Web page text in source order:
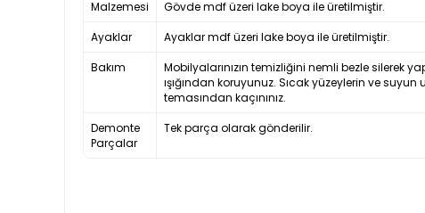
Malzemesi
Gövde mdf üzeri lake boya ile üretilmiştir.
Ayaklar
Ayaklar mdf üzeri lake boya ile üretilmiştir.
Bakım
Mobilyalarınızın temizliğini nemli bezle silerek
ışığından koruyunuz. Sıcak yüzeylerin ve suyun
temasından kaçınınız.
Demonte
Parçalar
Tek parça olarak gönderilir.